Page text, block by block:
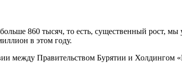
860 тысяч, то есть, существенный рост, мы
в этом году.
между Правительством Бурятии и Холдингом